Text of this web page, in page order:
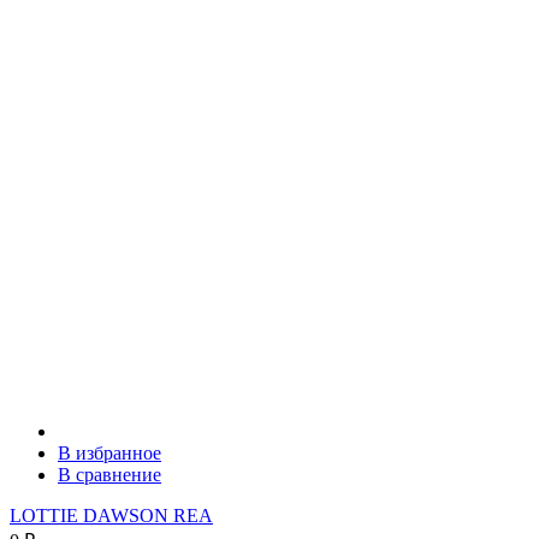
В избранное
В сравнение
LOTTIE DAWSON REA